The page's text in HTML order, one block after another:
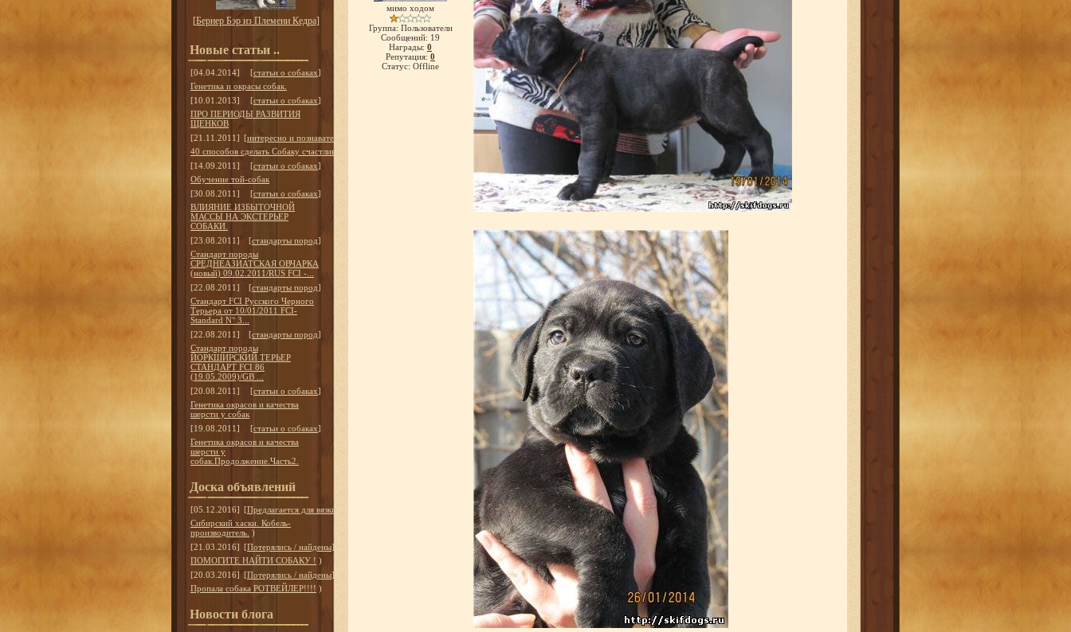
[Бернер Бэр из Племени Кедра]
Новые статьи ..
[04.04.2014] [статьи о собаках]
Генетика и окрасы собак.
[10.01.2013]
[статьи о собаках]
ПРО ПЕРИОДЫ РАЗВИТИЯ
ЩЕНКОВ
[21.11.2011] [интересно и познавательно
40 способов сделать Собаку счастливой
[14.09.2011]
[статьи о собаках]
Обучение той-собак
[30.08.2011]
[статьи о собаках]
ВЛИЯНИЕ ИЗБЫТОЧНОЙ
МАССЫ НА ЭКСТЕРЬЕР
СОБАКИ.
[23.08.2011]
[стандарты пород]
Стандарт породы
СРЕДНЕАЗИАТСКАЯ ОВЧАРКА
(новый) 09.02.2011/RUS FCI -...
[22.08.2011]
[стандарты пород]
Стандарт FCI Русского Черного
Терьера от 10/01/2011 FCI-
Standard N° 3...
[22.08.2011]
[стандарты пород]
Стандарт породы
ЙОРКШИРСКИЙ ТЕРЬЕР
СТАНДАРТ FCI 86
(19.05.2009)/GB ...
[20.08.2011]
[статьи о собаках]
Генетика окрасов и качества
шерсти у собак
[19.08.2011]
[статьи о собаках]
Генетика окрасов и качества
шерсти у
собак.Продолжение.Часть2.
Доска объявлений
[05.12.2016] [Предлагается для вязки
Сибирский хаски. Кобель-
производитель. )
[21.03.2016] [Потерялись / найдены]
ПОМОГИТЕ НАЙТИ СОБАКУ ! )
[20.03.2016] [Потерялись / найдены]
Пропала собака РОТВЕЙЛЕР!!!! )
Новости блога
мимо ходом
Группа: Пользователи
Сообщений: 19
Награды: 0
Репутация: 0
Статус: Offline